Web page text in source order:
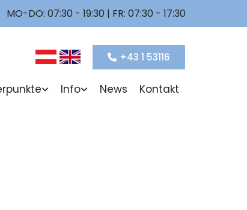
MO-DO: 07:30 - 19:30 | FR: 07:30 - 17:30
+43 1 53116
Info News Kontakt